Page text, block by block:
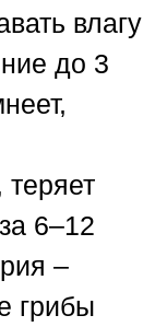
влагу
до 3
теряет
6–12
–
грибы